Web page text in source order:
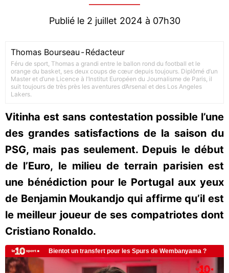
Publié le 2 juillet 2024 à 07h30
Thomas Bourseau -Rédacteur
Féru de sport, Thomas a grandi entre le ballon rond du football et le
orange du basket, ses deux coups de cœur depuis toujours. Diplômé d’un
Master et d’une Licence à l’Institut Européen du Journalisme de Paris, il
suit toujours de très près les aventures d’Arsenal et des Los Angeles
Lakers.
Vitinha est sans contestation possible l’une
des grandes satisfactions de la saison du
PSG, mais pas seulement. Depuis le début
de l’Euro, le milieu de terrain parisien est
une bénédiction pour le Portugal aux yeux
de Benjamin Moukandjo qui affirme qu’il est
le meilleur joueur de ses compatriotes dont
Cristiano Ronaldo.